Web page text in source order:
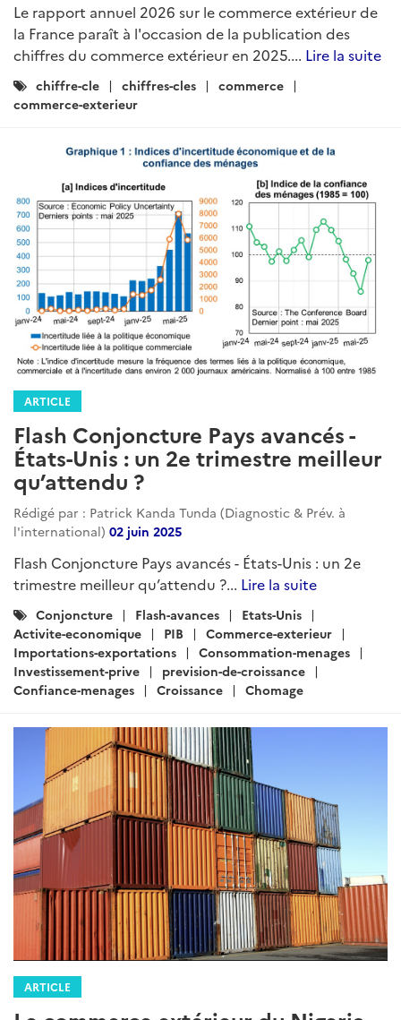
Le rapport annuel 2026 sur le commerce extérieur de
la France paraît à l'occasion de la publication des
chiffres du commerce extérieur en 2025.... Lire la suite
Catégories
:
chiffre-cle chiffres-cles
commerce
commerce-exterieur
ARTICLE
Flash Conjoncture Pays avancés -
États-Unis : un 2e trimestre meilleur
qu’attendu ?
Rédigé par : Patrick Kanda Tunda (Diagnostic & Prév. à
l'international) 02 juin 2025
Flash Conjoncture Pays avancés - États-Unis : un 2e
trimestre meilleur qu’attendu ?... Lire la suite
Catégories
:
Conjoncture Flash-avances
Etats-Unis
Activite-economique
PIB
Commerce-exterieur
Importations-exportations
Consommation-menages
Investissement-prive
prevision-de-croissance
Confiance-menages
Croissance Chomage
ARTICLE